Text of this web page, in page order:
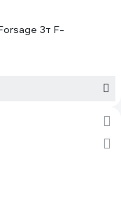
3т F-